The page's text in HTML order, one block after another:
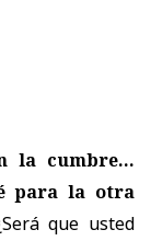
la cumbre...
para la otra
que usted